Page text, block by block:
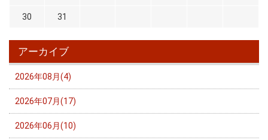
30 31
アーカイブ
2026年08月(4)
2026年07月(17)
2026年06月(10)